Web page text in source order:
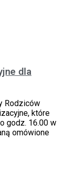
dla
Rodziców
które
godz. 16.00 w
omówione